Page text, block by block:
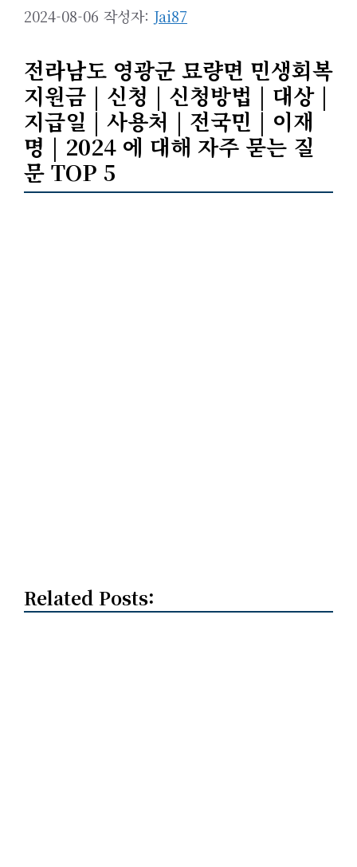
2024-08-06 작성자: Jai87
전라남도 영광군 묘량면 민생회복
지원금 | 신청 | 신청방법 | 대상 |
지급일 | 사용처 | 전국민 | 이재
명 | 2024 에 대해 자주 묻는 질
문 TOP 5
Related Posts: